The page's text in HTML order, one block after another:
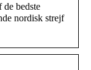
de bedste
nordisk strejf